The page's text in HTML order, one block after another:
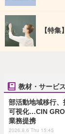
【特
教材・サービス
部活動地域移行
可視化…CIN
業務提携
2026.8.6 Thu 15:45